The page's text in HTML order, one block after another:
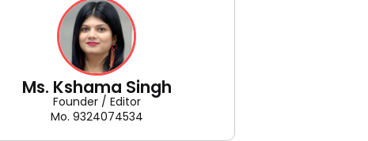
Ms. Kshama Singh
Founder / Editor
Mo. 9324074534